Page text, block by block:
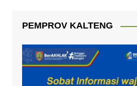
PEMPROV KALTENG